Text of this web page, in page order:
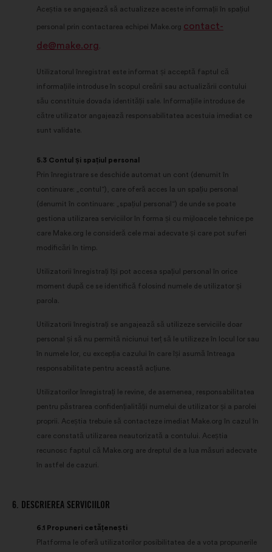
Aceștia se angajează să actualizeze aceste informații în spațiul
personal prin contactarea echipei Make.org contact-
de@make.org
Utilizatorul înregistrat este informat și acceptă faptul că
informațiile introduse în scopul creării sau actualizării contului
său constituie dovada identității sale. Informațiile introduse de
către utilizator angajează responsabilitatea acestuia imediat ce
sunt validate.
5.3 Contul și spațiul personal
Prin înregistrare se deschide automat un cont (denumit în
continuare: „contul“), care oferă acces la un spațiu personal
(denumit în continuare: „spațiul personal“) de unde se poate
gestiona utilizarea serviciilor în forma și cu mijloacele tehnice pe
care Make.org le consideră cele mai adecvate și care pot suferi
modificări în timp.
Utilizatorii înregistrați își pot accesa spațiul personal în orice
moment după ce se identifică folosind numele de utilizator și
parola.
Utilizatorii înregistrați se angajează să utilizeze serviciile doar
personal și să nu permită niciunui terț să le utilizeze în locul lor sau
în numele lor, cu excepția cazului în care își asumă întreaga
responsabilitate pentru această acțiune.
Utilizatorilor înregistrați le revine, de asemenea, responsabilitatea
pentru păstrarea confidențialității numelui de utilizator și a parolei
proprii. Aceștia trebuie să contacteze imediat Make.org în cazul în
care constată utilizarea neautorizată a contului. Aceștia
recunosc faptul că Make.org are dreptul de a lua măsuri adecvate
în astfel de cazuri.
6. DESCRIEREA SERVICIILOR
6.1 Propuneri cetățenești
Platforma le oferă utilizatorilor posibilitatea de a vota propunerile